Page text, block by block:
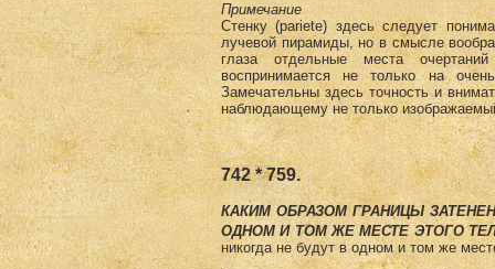
Примечание
Стенку (pariete) здесь следует
лучевой пирамиды, но в смысле
глаза отдельные места
воспринимается не только на
Замечательны здесь точность и
наблюдающему не только
742 * 759.
КАКИМ ОБРАЗОМ ГРАНИЦЫ
ОДНОМ И ТОМ ЖЕ МЕСТЕ ЭТОГО
никогда не будут в одном и том же